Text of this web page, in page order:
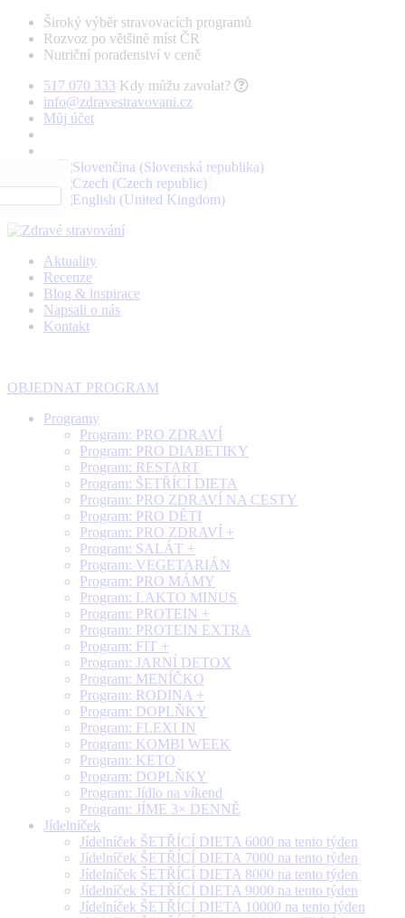
Široký výběr stravovacích programů
Rozvoz po většině míst ČR
Nutriční poradenství v ceně
517 070 333 Kdy můžu zavolat?
info@zdravestravovani.cz
Můj účet
Aktuality
Recenze
Blog & inspirace
Napsali o nás
Kontakt
OBJEDNAT PROGRAM
Programy
Program: PRO ZDRAVÍ
Program: PRO DIABETIKY
Program: RESTART
Program: ŠETŘÍCÍ DIETA
Program: PRO ZDRAVÍ NA CESTY
Program: PRO DĚTI
Program: PRO ZDRAVÍ +
Program: SALÁT +
Program: VEGETARIÁN
Program: PRO MÁMY
Program: LAKTO MINUS
Program: PROTEIN +
Program: PROTEIN EXTRA
Program: FIT +
Program: JARNÍ DETOX
Program: MENÍČKO
Program: RODINA +
Program: DOPLŇKY
Program: FLEXI IN
Program: KOMBI WEEK
Program: KETO
Program: DOPLŇKY
Program: Jídlo na víkend
Program: JÍME 3× DENNĚ
Jídelníček
Jídelníček ŠETŘÍCÍ DIETA 6000 na tento týden
Jídelníček ŠETŘÍCÍ DIETA 7000 na tento týden
Jídelníček ŠETŘÍCÍ DIETA 8000 na tento týden
Jídelníček ŠETŘÍCÍ DIETA 9000 na tento týden
Jídelníček ŠETŘÍCÍ DIETA 10000 na tento týden